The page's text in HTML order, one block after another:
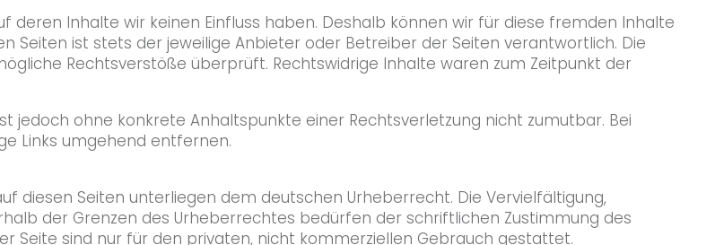
deren Inhalte wir keinen Einfluss haben. Deshalb können wir für diese fremden Inhalte
Seiten ist stets der jeweilige Anbieter oder Betreiber der Seiten verantwortlich. Die
Rechtsverstöße überprüft. Rechtswidrige Inhalte waren zum Zeitpunkt der
jedoch ohne konkrete Anhaltspunkte einer Rechtsverletzung nicht zumutbar. Bei
Links umgehend entfernen.
diesen Seiten unterliegen dem deutschen Urheberrecht. Die Vervielfältigung,
der Grenzen des Urheberrechtes bedürfen der schriftlichen Zustimmung des
Seite sind nur für den privaten, nicht kommerziellen Gebrauch gestattet.